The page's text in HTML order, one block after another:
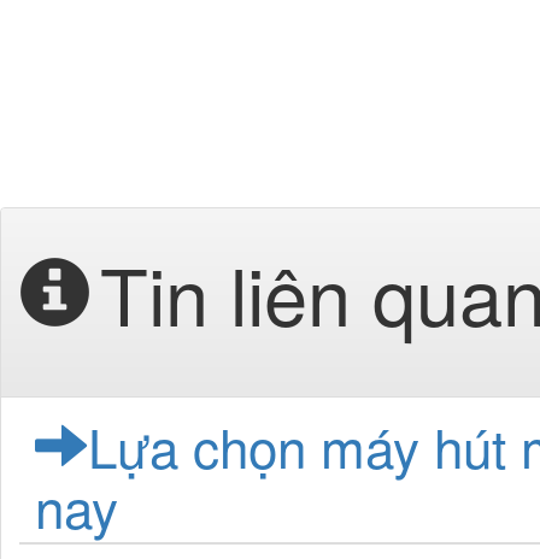
Tin liên
Lựa chọn máy hút
nay